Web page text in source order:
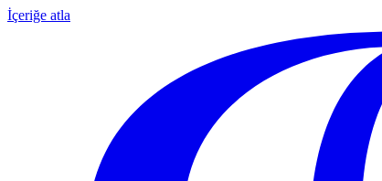
İçeriğe atla